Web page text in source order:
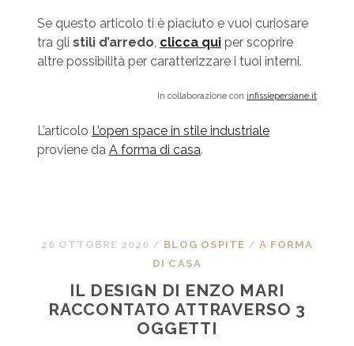
Se questo articolo ti è piaciuto e vuoi curiosare
tra gli stili d’arredo, clicca quiper scoprire
altre possibilità per caratterizzare i tuoi interni.
In collaborazione con infissiepersiane.it
L’articolo L’open space in stile industriale
proviene da A forma di casa.
26 OTTOBRE 2020 / BLOG OSPITE /A FORMA
DI CASA
IL DESIGN DI ENZO MARI
RACCONTATO ATTRAVERSO 3
OGGETTI